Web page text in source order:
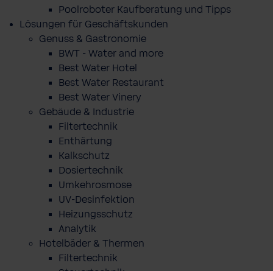
Poolroboter Kaufberatung und Tipps
Lösungen für Geschäftskunden
Genuss & Gastronomie
BWT - Water and more
Best Water Hotel
Best Water Restaurant
Best Water Vinery
Gebäude & Industrie
Filtertechnik
Enthärtung
Kalkschutz
Dosiertechnik
Umkehrosmose
UV-Desinfektion
Heizungsschutz
Analytik
Hotelbäder & Thermen
Filtertechnik